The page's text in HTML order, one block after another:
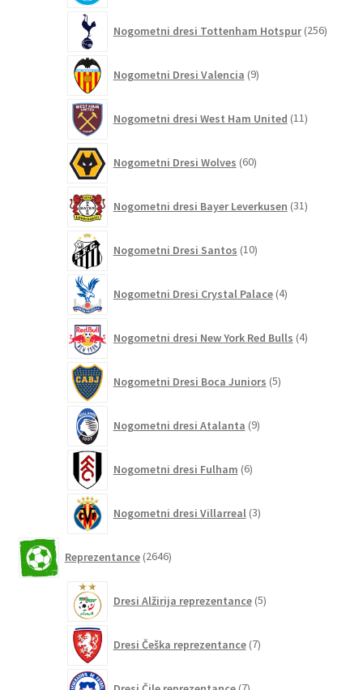
Nogometni dresi Tottenham Hotspur 256
Nogometni Dresi Valencia 9izdelkov
Nogometni dresi West Ham United 11izdelkov
Nogometni Dresi Wolves 60izdelkov
Nogometni dresi Bayer Leverkusen 31izdelkov
Nogometni Dresi Santos 10izdelkov
Nogometni Dresi Crystal Palace 4izdelki
Nogometni dresi New York Red Bulls 4izdelki
Nogometni Dresi Boca Juniors 5izdelkov
Nogometni dresi Atalanta 9izdelkov
Nogometni dresi Fulham 6izdelkov
Nogometni dresi Villarreal 3izdelki
Reprezentance 2646izdelkov
Dresi Alžirija reprezentance 5izdelkov
Dresi Češka reprezentance 7izdelkov